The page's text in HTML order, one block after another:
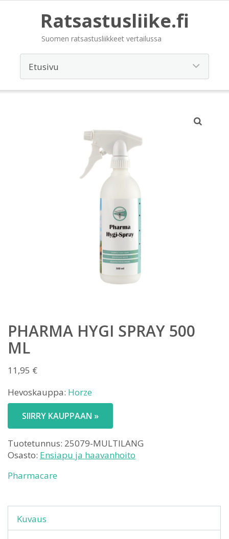
Ratsastusliike.fi
Suomen ratsastusliikkeet vertailussa
PHARMA HYGI SPRAY 500
ML
11,95 €
Hevoskauppa: Horze
SIIRRY KAUPPAAN »
Tuotetunnus: 25079-MULTILANG
Osasto: Ensiapu ja haavanhoito
Pharmacare
Kuvaus